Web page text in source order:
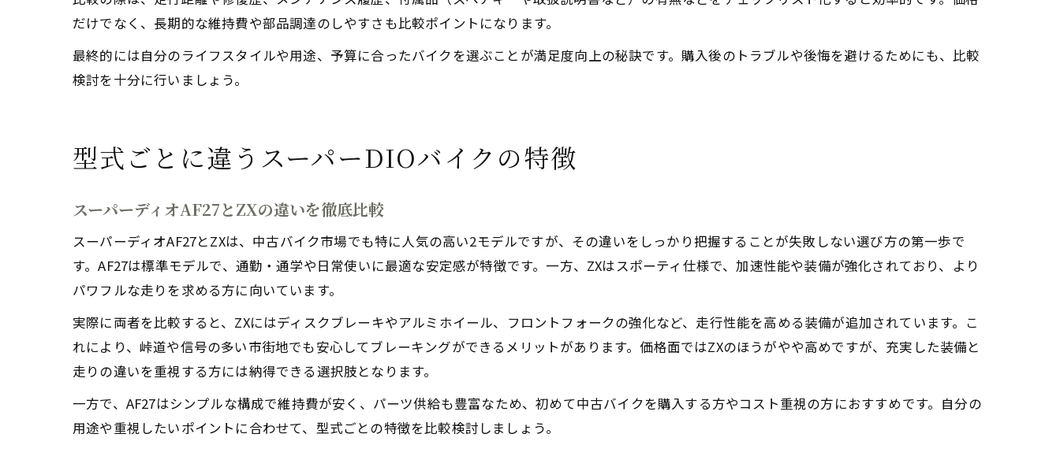
だけでなく、長期的な維持費や部品調達のしやすさも比較ポイントになります。
最終的には自分のライフスタイルや用途、予算に合ったバイクを選ぶことが満足度向上の秘訣です。購入後のトラブルや後悔を避けるためにも、比較
検討を十分に行いましょう。
型式ごとに違うスーパーDIOバイクの特徴
スーパーディオAF27とZXの違いを徹底比較
スーパーディオAF27とZXは、中古バイク市場でも特に人気の高い2モデルですが、その違いをしっかり把握することが失敗しない選び方の第一歩で
す。AF27は標準モデルで、通勤・通学や日常使いに最適な安定感が特徴です。一方、ZXはスポーティ仕様で、加速性能や装備が強化されており、より
パワフルな走りを求める方に向いています。
実際に両者を比較すると、ZXにはディスクブレーキやアルミホイール、フロントフォークの強化など、走行性能を高める装備が追加されています。こ
れにより、峠道や信号の多い市街地でも安心してブレーキングができるメリットがあります。価格面ではZXのほうがやや高めですが、充実した装備と
走りの違いを重視する方には納得できる選択肢となります。
一方で、AF27はシンプルな構成で維持費が安く、パーツ供給も豊富なため、初めて中古バイクを購入する方やコスト重視の方におすすめです。自分の
用途や重視したいポイントに合わせて、型式ごとの特徴を比較検討しましょう。